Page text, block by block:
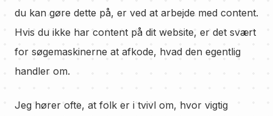
du kan gøre dette på, er ved at arbejde med content.
Hvis du ikke har content på dit website, er det svært
for søgemaskinerne at afkode, hvad den egentlig
handler om.
Jeg hører ofte, at folk er i tvivl om, hvor vigtig